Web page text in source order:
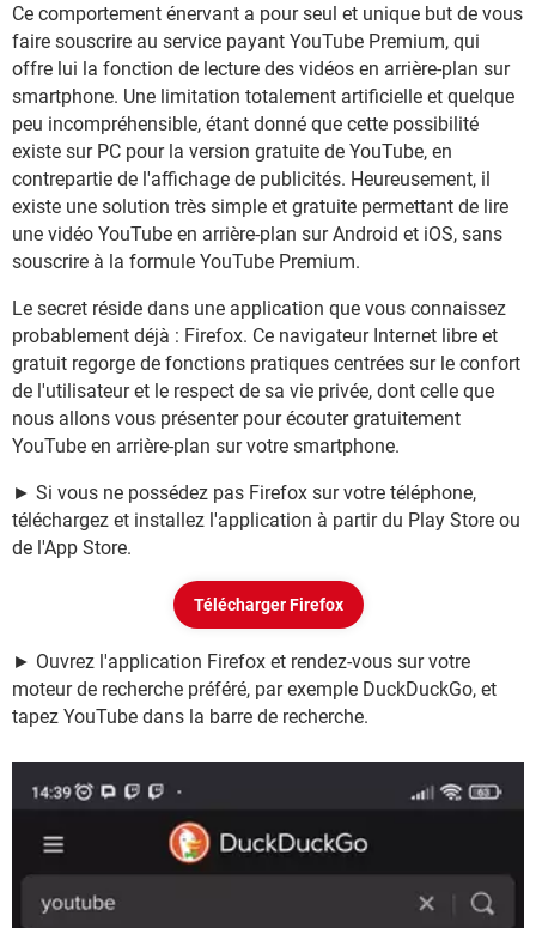
Ce comportement énervant a pour seul et unique but de vous
faire souscrire au service payant YouTube Premium, qui
offre lui la fonction de lecture des vidéos en arrière-plan sur
smartphone. Une limitation totalement artificielle et quelque
peu incompréhensible, étant donné que cette possibilité
existe sur PC pour la version gratuite de YouTube, en
contrepartie de l'affichage de publicités. Heureusement, il
existe une solution très simple et gratuite permettant de lire
une vidéo YouTube en arrière-plan sur Android et iOS, sans
souscrire à la formule YouTube Premium.
Le secret réside dans une application que vous connaissez
probablement déjà : Firefox. Ce navigateur Internet libre et
gratuit regorge de fonctions pratiques centrées sur le confort
de l'utilisateur et le respect de sa vie privée, dont celle que
nous allons vous présenter pour écouter gratuitement
YouTube en arrière-plan sur votre smartphone.
► Si vous ne possédez pas Firefox sur votre téléphone,
téléchargez et installez l'application à partir du Play Store ou
de l'App Store.
Télécharger Firefox
► Ouvrez l'application Firefox et rendez-vous sur votre
moteur de recherche préféré, par exemple DuckDuckGo, et
tapez YouTube dans la barre de recherche.